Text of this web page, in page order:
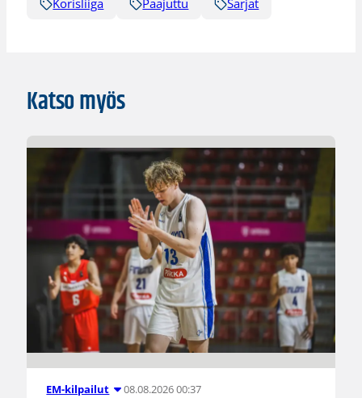
Katso myös
EM-kilpailut 08.08.2026 00:37